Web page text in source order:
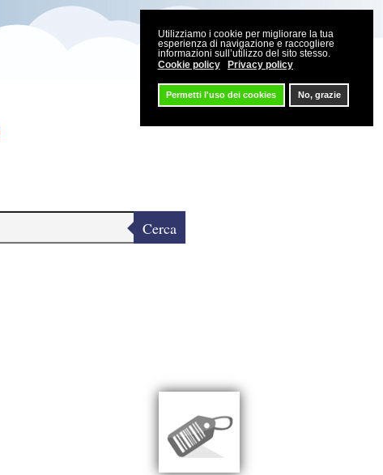
Utilizziamo i cookie per migliorare la tua
esperienza di navigazione e raccogliere
informazioni sull’utilizzo del sito stesso.
Cookie policy
Privacy policy
Permetti l'uso dei cookies No, grazie
Cerca